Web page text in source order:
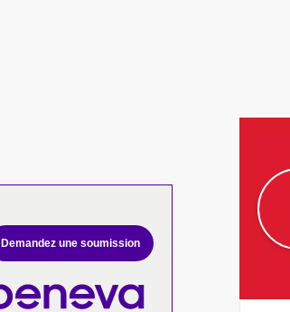
Demandez une soumission